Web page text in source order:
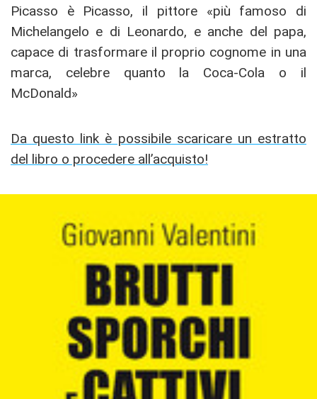
Picasso è Picasso, il pittore «più famoso di
Michelangelo e di Leonardo, e anche del papa,
capace di trasformare il proprio cognome in una
marca, celebre quanto la Coca-Cola o il
McDonald»
Da questo link è possibile scaricare un estratto
del libro o procedere all’acquisto!